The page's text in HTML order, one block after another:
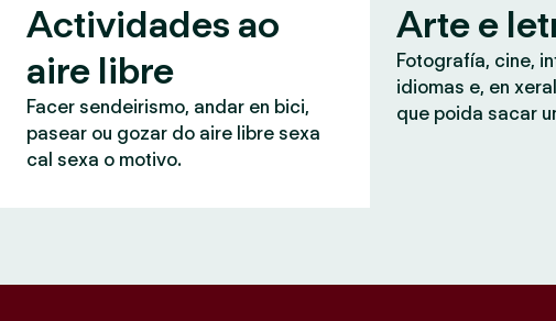
Actividades ao
aire libre
Facer sendeirismo, andar en bici,
pasear ou gozar do aire libre sexa
cal sexa o motivo.
Arte e
Fotografía, cine,
idiomas e, en
que poida sacar